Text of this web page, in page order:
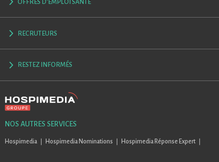
RECRUTEURS
RESTEZ INFORMÉS
NOS AUTRES SERVICES
Hospimedia Hospimedia Nominations Hospimedia Réponse Expert